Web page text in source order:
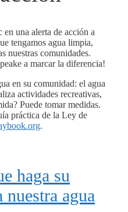
una alerta de acción a
tengamos agua limpia,
nuestras comunidades.
a marcar la diferencia!
en su comunidad: el agua
actividades recreativas,
Puede tomar medidas.
práctica de la Ley de
.
haga su
agua